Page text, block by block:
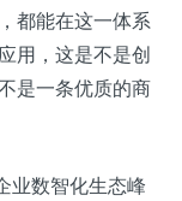
都能在这一体系
用，这是不是创
是一条优质的商
业数智化生态峰